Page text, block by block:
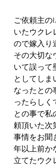
ご依頼主の
いたウクレ
ので嫁入り
その大切な
いて誤って
としてしま
なったとの
ったらしく
との事で私
頼頂いた次
事情をお聞
年以上前か
立てたウク